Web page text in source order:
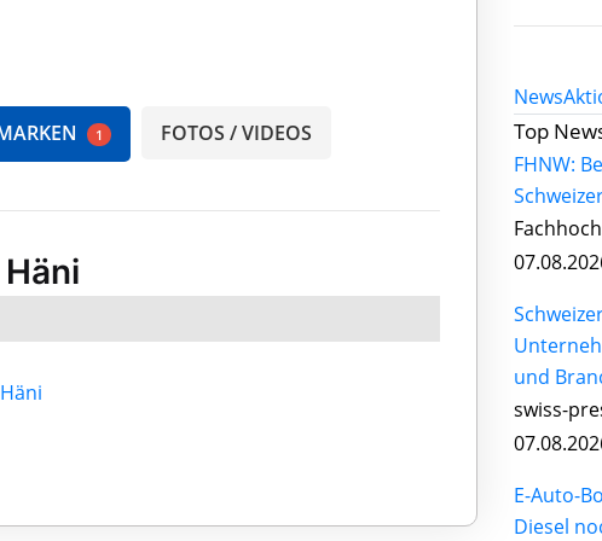
1 FOTOS / VIDEOS
News
Top
FHNW:
und
swiss-
E-Auto-
Diesel